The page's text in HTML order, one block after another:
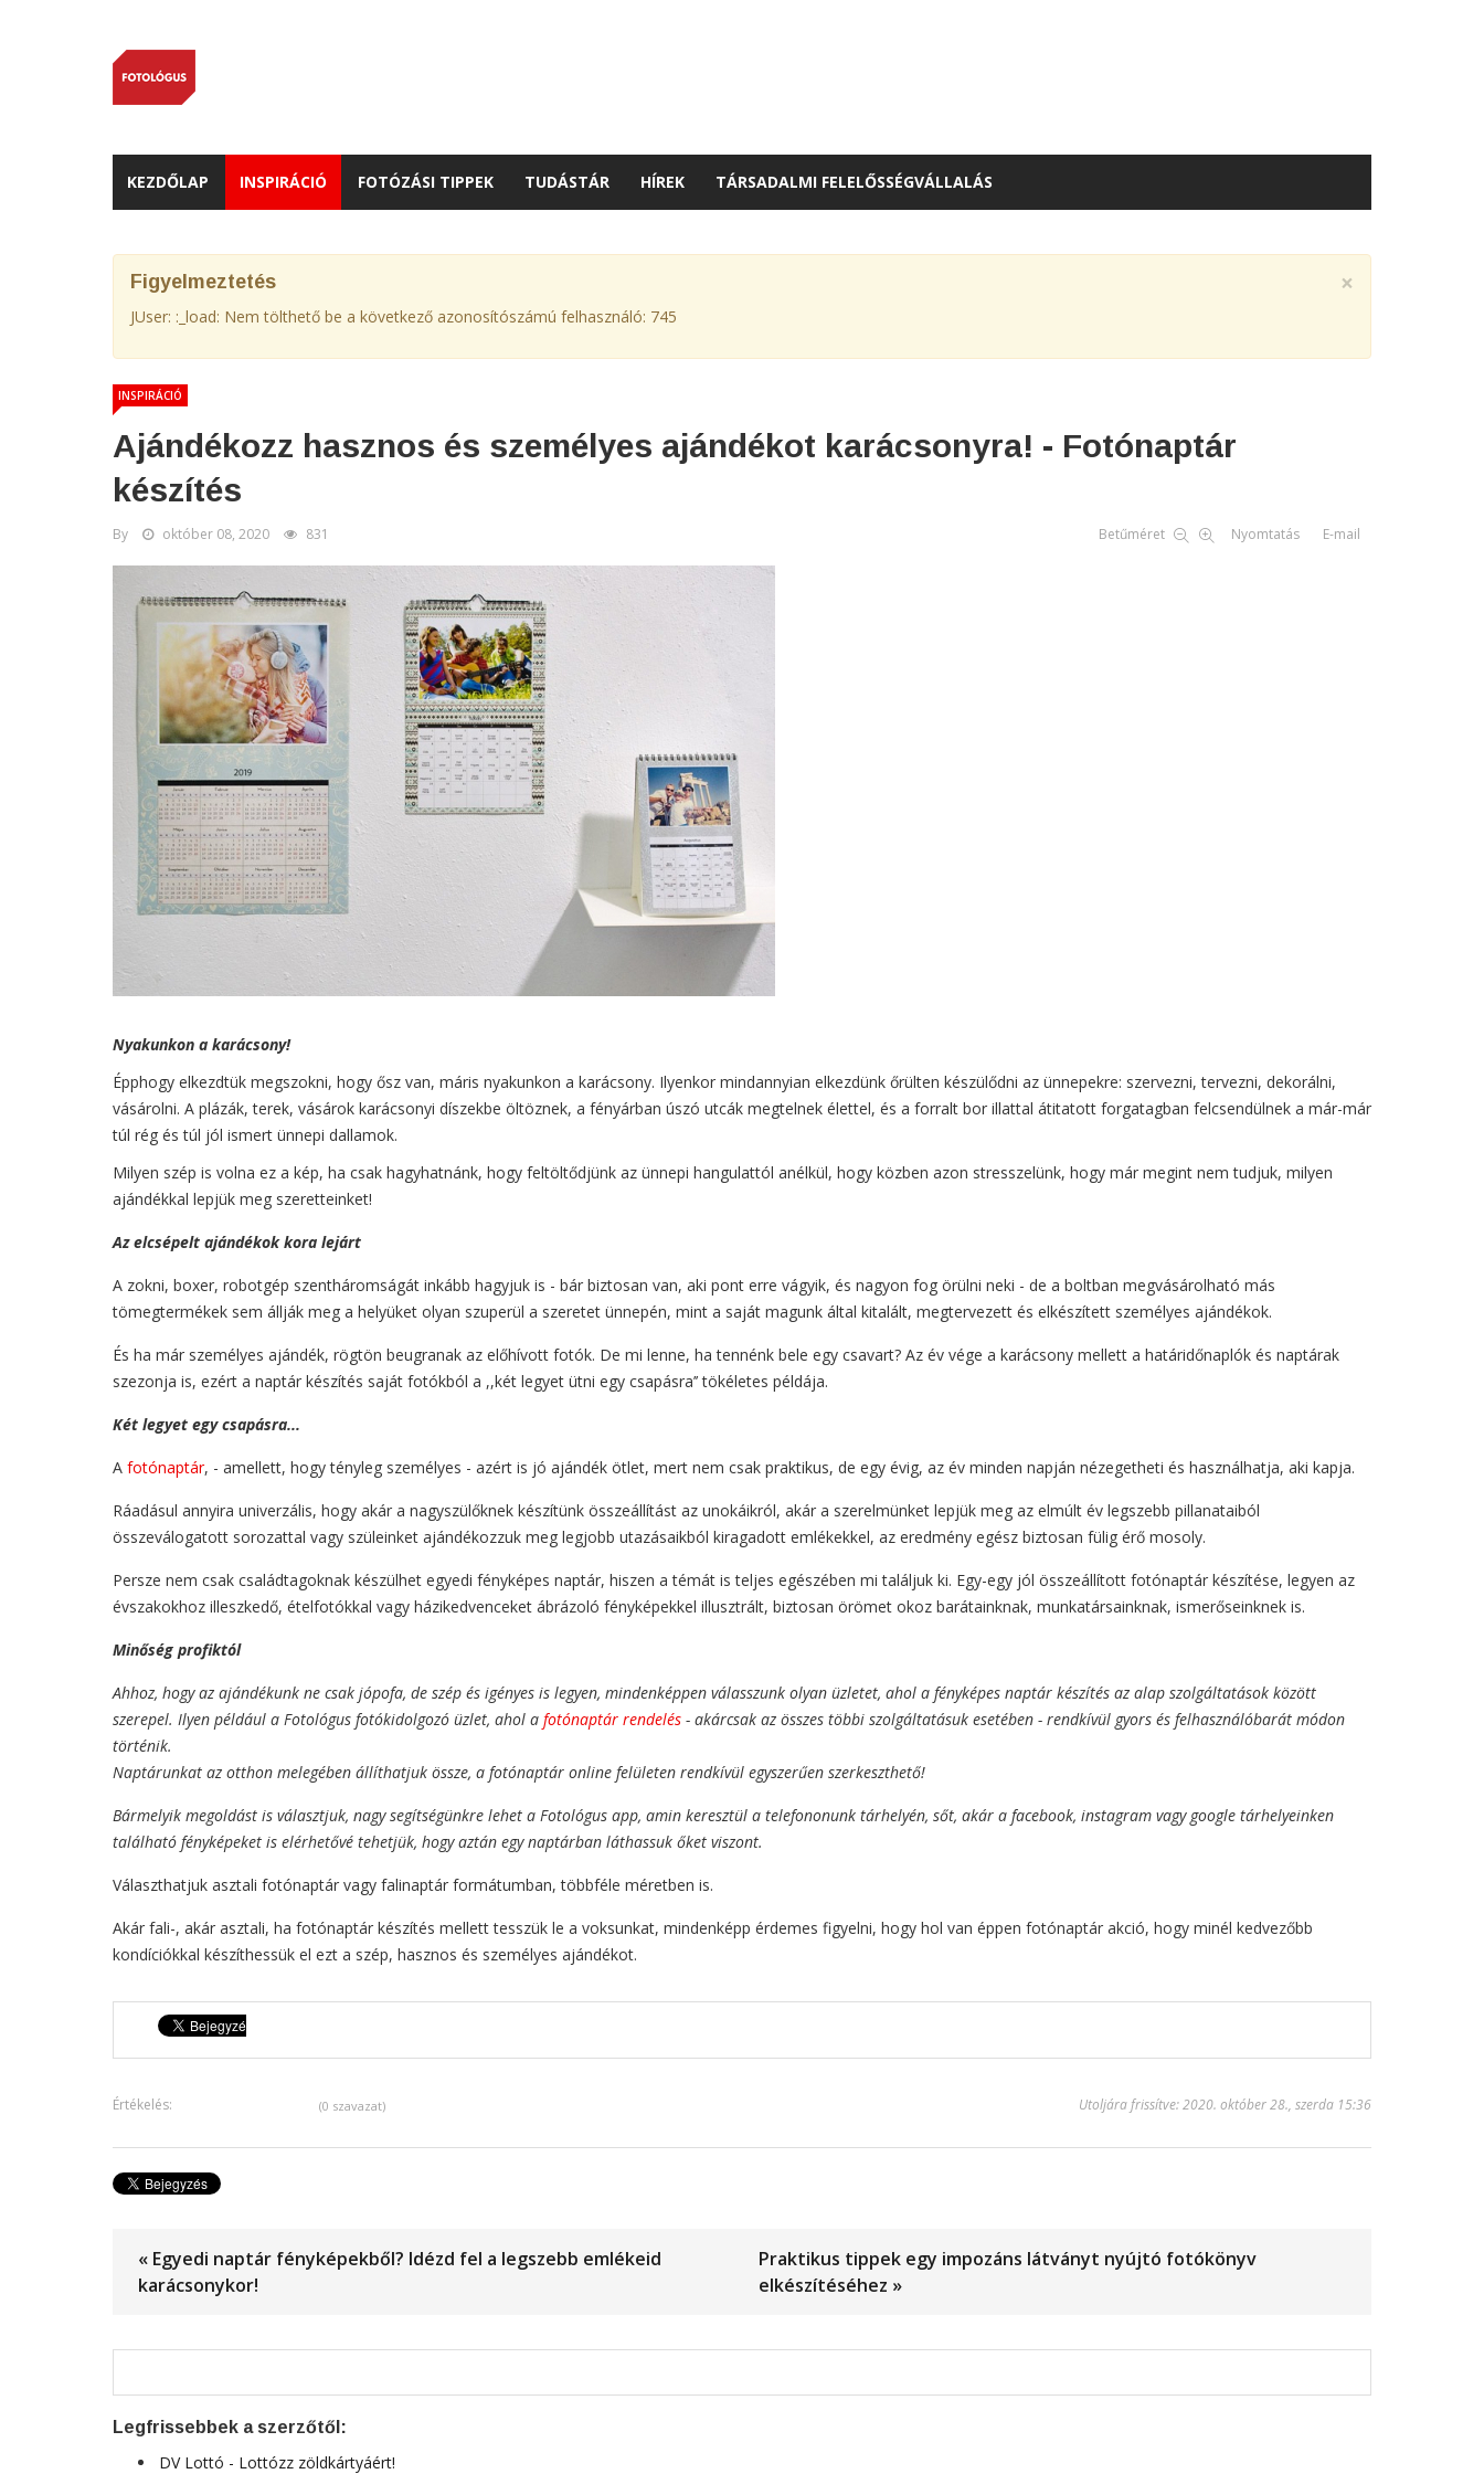
KEZDŐLAP INSPIRÁCIÓ FOTÓZÁSI TIPPEK TUDÁSTÁR HÍREK TÁRSADALMI FELELŐSSÉGVÁLLALÁS
×
Figyelmeztetés
JUser: :_load: Nem tölthető be a következő azonosítószámú felhasználó: 745
INSPIRÁCIÓ
Ajándékozz hasznos és személyes ajándékot karácsonyra! - Fotónaptár
készítés
By október 08, 2020 831 Betűméret Nyomtatás E-mail
Nyakunkon a karácsony!
Épphogy elkezdtük megszokni, hogy ősz van, máris nyakunkon a karácsony. Ilyenkor mindannyian elkezdünk őrülten készülődni az ünnepekre: szervezni, tervezni, dekorálni,
vásárolni. A plázák, terek, vásárok karácsonyi díszekbe öltöznek, a fényárban úszó utcák megtelnek élettel, és a forralt bor illattal átitatott forgatagban felcsendülnek a már-már
túl rég és túl jól ismert ünnepi dallamok.
Milyen szép is volna ez a kép, ha csak hagyhatnánk, hogy feltöltődjünk az ünnepi hangulattól anélkül, hogy közben azon stresszelünk, hogy már megint nem tudjuk, milyen
ajándékkal lepjük meg szeretteinket!
Az elcsépelt ajándékok kora lejárt
A zokni, boxer, robotgép szentháromságát inkább hagyjuk is - bár biztosan van, aki pont erre vágyik, és nagyon fog örülni neki - de a boltban megvásárolható más
tömegtermékek sem állják meg a helyüket olyan szuperül a szeretet ünnepén, mint a saját magunk által kitalált, megtervezett és elkészített személyes ajándékok.
És ha már személyes ajándék, rögtön beugranak az előhívott fotók. De mi lenne, ha tennénk bele egy csavart? Az év vége a karácsony mellett a határidőnaplók és naptárak
szezonja is, ezért a naptár készítés saját fotókból a ,,két legyet ütni egy csapásra’’ tökéletes példája.
Két legyet egy csapásra...
A fotónaptár, - amellett, hogy tényleg személyes - azért is jó ajándék ötlet, mert nem csak praktikus, de egy évig, az év minden napján nézegetheti és használhatja, aki kapja.
Ráadásul annyira univerzális, hogy akár a nagyszülőknek készítünk összeállítást az unokáikról, akár a szerelmünket lepjük meg az elmúlt év legszebb pillanataiból
összeválogatott sorozattal vagy szüleinket ajándékozzuk meg legjobb utazásaikból kiragadott emlékekkel, az eredmény egész biztosan fülig érő mosoly.
Persze nem csak családtagoknak készülhet egyedi fényképes naptár, hiszen a témát is teljes egészében mi találjuk ki. Egy-egy jól összeállított fotónaptár készítése, legyen az
évszakokhoz illeszkedő, ételfotókkal vagy házikedvenceket ábrázoló fényképekkel illusztrált, biztosan örömet okoz barátainknak, munkatársainknak, ismerőseinknek is.
Minőség profiktól
Ahhoz, hogy az ajándékunk ne csak jópofa, de szép és igényes is legyen, mindenképpen válasszunk olyan üzletet, ahol a fényképes naptár készítés az alap szolgáltatások között
szerepel. Ilyen például a Fotológus fotókidolgozó üzlet, ahol a fotónaptár rendelés - akárcsak az összes többi szolgáltatásuk esetében - rendkívül gyors és felhasználóbarát módon
történik.
Naptárunkat az otthon melegében állíthatjuk össze, a fotónaptár online felületen rendkívül egyszerűen szerkeszthető!
Bármelyik megoldást is választjuk, nagy segítségünkre lehet a Fotológus app, amin keresztül a telefononunk tárhelyén, sőt, akár a facebook, instagram vagy google tárhelyeinken
található fényképeket is elérhetővé tehetjük, hogy aztán egy naptárban láthassuk őket viszont.
Választhatjuk asztali fotónaptár vagy falinaptár formátumban, többféle méretben is.
Akár fali-, akár asztali, ha fotónaptár készítés mellett tesszük le a voksunkat, mindenképp érdemes figyelni, hogy hol van éppen fotónaptár akció, hogy minél kedvezőbb
kondíciókkal készíthessük el ezt a szép, hasznos és személyes ajándékot.
Értékelés: (0 szavazat) Utoljára frissítve: 2020. október 28., szerda 15:36
« Egyedi naptár fényképekből? Idézd fel a legszebb emlékeid
karácsonykor!
Praktikus tippek egy impozáns látványt nyújtó fotókönyv
elkészítéséhez »
Legfrissebbek a szerzőtől:
DV Lottó - Lottózz zöldkártyáért!